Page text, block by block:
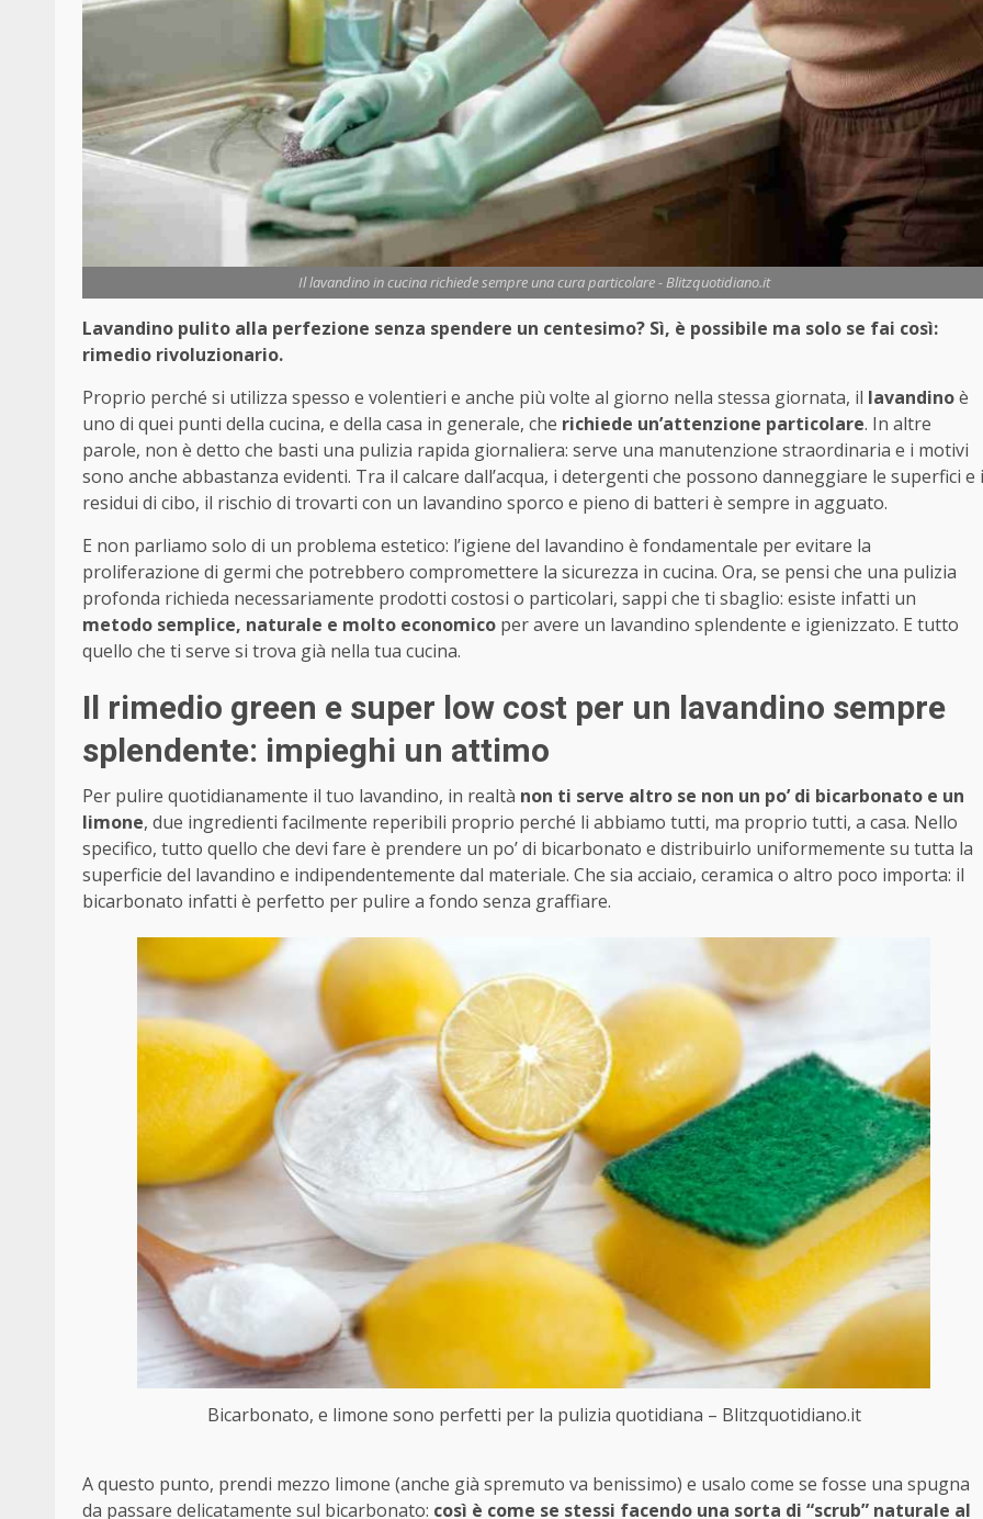
Il lavandino in cucina richiede sempre una cura particolare - Blitzquotidiano.it
Lavandino pulito alla perfezione senza spendere un centesimo? Sì, è possibile ma solo se fai così:
rimedio rivoluzionario.
Proprio perché si utilizza spesso e volentieri e anche più volte al giorno nella stessa giornata, il lavandinoè
uno di quei punti della cucina, e della casa in generale, che richiede un’attenzione particolare. In altre
parole, non è detto che basti una pulizia rapida giornaliera: serve una manutenzione straordinaria e i motivi
sono anche abbastanza evidenti. Tra il calcare dall’acqua, i detergenti che possono danneggiare le superfici e i
residui di cibo, il rischio di trovarti con un lavandino sporco e pieno di batteri è sempre in agguato.
E non parliamo solo di un problema estetico: l’igiene del lavandino è fondamentale per evitare la
proliferazione di germi che potrebbero compromettere la sicurezza in cucina. Ora, se pensi che una pulizia
profonda richieda necessariamente prodotti costosi o particolari, sappi che ti sbaglio: esiste infatti un
metodo semplice, naturale e molto economico per avere un lavandino splendente e igienizzato. E tutto
quello che ti serve si trova già nella tua cucina.
Il rimedio green e super low cost per un lavandino sempre
splendente: impieghi un attimo
Per pulire quotidianamente il tuo lavandino, in realtà non ti serve altro se non un po’ di bicarbonato e un
limone, due ingredienti facilmente reperibili proprio perché li abbiamo tutti, ma proprio tutti, a casa. Nello
specifico, tutto quello che devi fare è prendere un po’ di bicarbonato e distribuirlo uniformemente su tutta la
superficie del lavandino e indipendentemente dal materiale. Che sia acciaio, ceramica o altro poco importa: il
bicarbonato infatti è perfetto per pulire a fondo senza graffiare.
Bicarbonato, e limone sono perfetti per la pulizia quotidiana – Blitzquotidiano.it
A questo punto, prendi mezzo limone (anche già spremuto va benissimo) e usalo come se fosse una spugna
da passare delicatamente sul bicarbonato: così è come se stessi facendo una sorta di “scrub” naturale al